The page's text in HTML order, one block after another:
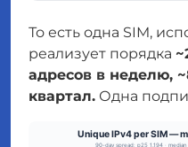
То есть одна SIM,
реализует порядка
адресов в неделю,
квартал. Одна